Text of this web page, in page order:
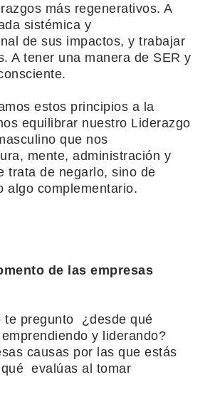
más regenerativos. A
sistémica y
de sus impactos, y trabajar
A tener una manera de SER y
estos principios a la
equilibrar nuestro Liderazgo
que nos
mente, administración y
trata de negarlo, sino de
algo complementario.
de las empresas
te pregunto ¿desde qué
y liderando?
causas por las que estás
evalúas al tomar